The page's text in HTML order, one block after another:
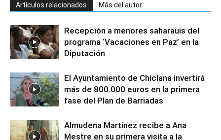
Artículos relacionados Más del autor
Recepción a menores saharauis del
programa ‘Vacaciones en Paz’ en la
Diputación
El Ayuntamiento de Chiclana invertirá
más de 800.000 euros en la primera
fase del Plan de Barriadas
Almudena Martínez recibe a Ana
Mestre en su primera visita a la